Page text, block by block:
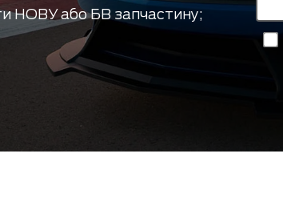
НОВУ або БВ запчастину;